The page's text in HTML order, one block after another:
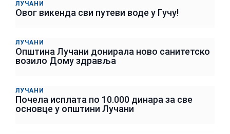
ЛУЧАНИ
Овог викенда сви путеви воде у Гучу!
ЛУЧАНИ
Општина Лучани донирала ново санитетско
возило Дому здравља
ЛУЧАНИ
Почела исплата по 10.000 динара за све
основце у општини Лучани